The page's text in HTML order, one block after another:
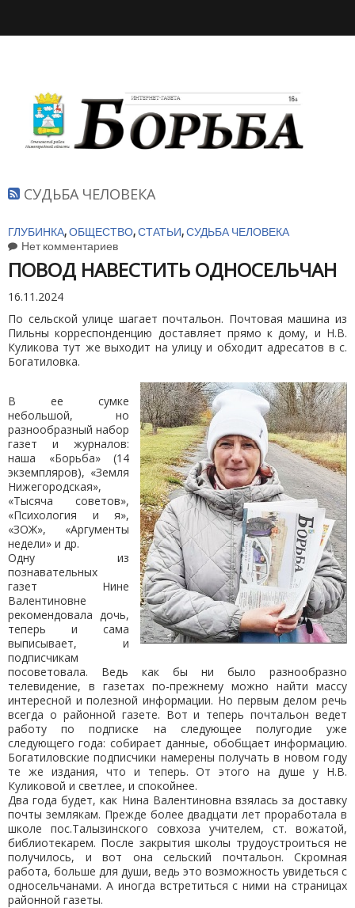
СУДЬБА ЧЕЛОВЕКА
ГЛУБИНКА,ОБЩЕСТВО,СТАТЬИ,СУДЬБА ЧЕЛОВЕКА
Нет комментариев
ПОВОД НАВЕСТИТЬ ОДНОСЕЛЬЧАН
16.11.2024
По сельской улице шагает почтальон. Почтовая машина из
Пильны корреспонденцию доставляет прямо к дому, и Н.В.
Куликова тут же выходит на улицу и обходит адресатов в с.
Богатиловка.
В ее сумке
небольшой, но
разнообразный набор
газет и журналов:
наша «Борьба» (14
экземпляров), «Земля
Нижегородская»,
«Тысяча советов»,
«Психология и я»,
«ЗОЖ», «Аргументы
недели» и др.
Одну из
познавательных
газет Нине
Валентиновне
рекомендовала дочь,
теперь и сама
выписывает, и
подписчикам
посоветовала. Ведь как бы ни было разнообразно
телевидение, в газетах по-прежнему можно найти массу
интересной и полезной информации. Но первым делом речь
всегда о районной газете. Вот и теперь почтальон ведет
работу по подписке на следующее полугодие уже
следующего года: собирает данные, обобщает информацию.
Богатиловские подписчики намерены получать в новом году
те же издания, что и теперь. От этого на душе у Н.В.
Куликовой и светлее, и спокойнее.
Два года будет, как Нина Валентиновна взялась за доставку
почты землякам. Прежде более двадцати лет проработала в
школе пос.Талызинского совхоза учителем, ст. вожатой,
библиотекарем. После закрытия школы трудоустроиться не
получилось, и вот она сельский почтальон. Скромная
работа, больше для души, ведь это возможность увидеться с
односельчанами. А иногда встретиться с ними на страницах
районной газеты.